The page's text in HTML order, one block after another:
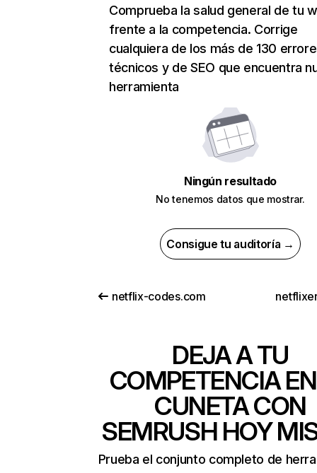
Comprueba la salud general de tu
frente a la competencia. Corrige
cualquiera de los más de 130
técnicos y de SEO que encuentra
herramienta
Ningún resultado
No tenemos datos que mostrar.
Consigue tu auditoría →
netflix-codes.com
DEJA A TU
COMPETENCIA
CUNETA CON
SEMRUSH HOY
Prueba el conjunto completo de